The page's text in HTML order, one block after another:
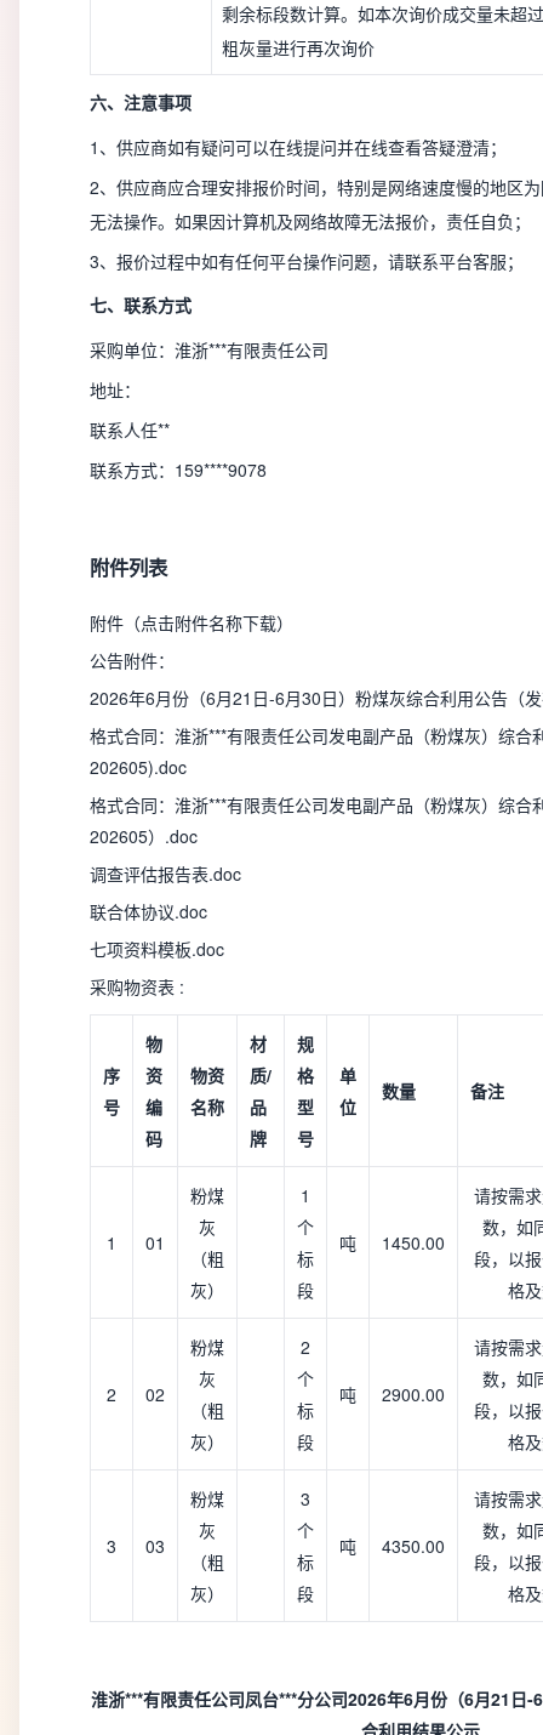
剩余标段数计算。如本次询价成交量未超
粗灰量进行再次询价
六、注意事项
1、供应商如有疑问可以在线提问并在线查看答疑澄清；
2、供应商应合理安排报价时间，特别是网络速度慢的地区
无法操作。如果因计算机及网络故障无法报价，责任自负；
3、报价过程中如有任何平台操作问题，请联系平台客服；
七、联系方式
采购单位：淮浙***有限责任公司
地址：
联系人任**
联系方式：159****9078
附件列表
附件（点击附件名称下载）
公告附件：
2026年6月份（6月21日-6月30日）粉煤灰综合利用公告（
格式合同：淮浙***有限责任公司发电副产品（粉煤灰）综合
202605).doc
格式合同：淮浙***有限责任公司发电副产品（粉煤灰）综合
202605）.doc
调查评估报告表.doc
联合体协议.doc
七项资料模板.doc
采购物资表 :
序
号
物
资
编
码
物资
名称
材
质/
品
牌
规
格
型
号
单
位
数量 备注
1 01
粉煤
灰
（粗
灰）
1
个
标
段
吨 1450.00
请按需
数，如
段，以
格
2 02
粉煤
灰
（粗
灰）
2
个
标
段
吨 2900.00
请按需
数，如
段，以
格
3 03
粉煤
灰
（粗
灰）
3
个
标
段
吨 4350.00
请按需
数，如
段，以
格
淮浙***有限责任公司凤台***分公司2026年6月份（6月21日
合利用结果公示